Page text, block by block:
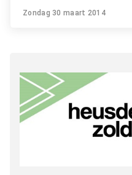
Zondag 30 maart 2014